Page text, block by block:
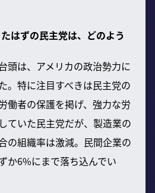
はずの民主党は、どのよう
頭は、アメリカの政治勢力に
。特に注目すべきは民主党の
働者の保護を掲げ、強力な労
ていた民主党だが、製造業の
の組織率は激減。民間企業の
か6%にまで落ち込んでい